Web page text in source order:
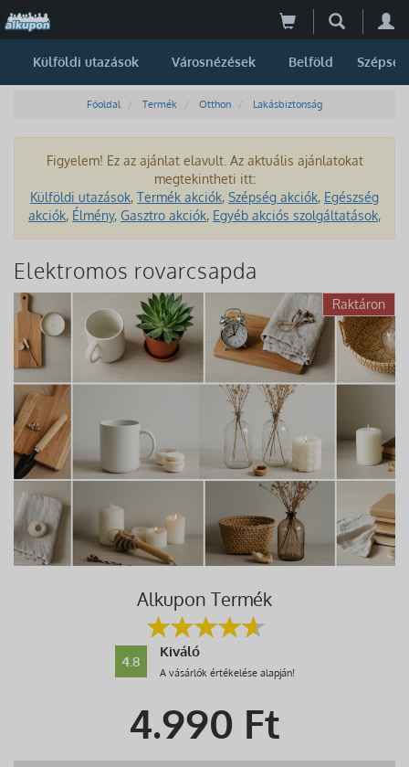
Külföldi utazások Városnézések Belföld Szépség
Főoldal Termék Otthon Lakásbiztonság
Figyelem! Ez az ajánlat elavult. Az aktuális ajánlatokat
megtekintheti itt:
Külföldi utazások, Termék akciók, Szépség akciók, Egészség
akciók, Élmény, Gasztro akciók, Egyéb akciós szolgáltatások,
Elektromos rovarcsapda
Raktáron
Alkupon Termék
4.8
Kiváló
A vásárlók értékelése alapján!
4.990 Ft